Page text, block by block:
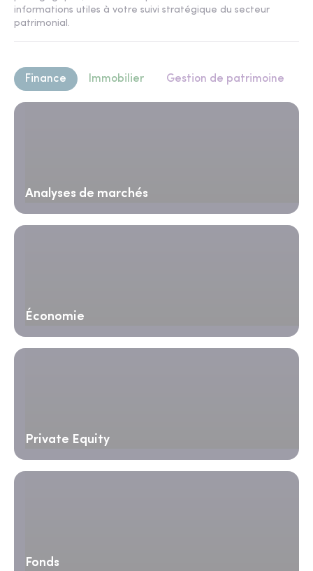
informations utiles à votre suivi stratégique du secteur
patrimonial.
Finance Immobilier Gestion de patrimoine
Analyses de marchés
Économie
Private Equity
Fonds